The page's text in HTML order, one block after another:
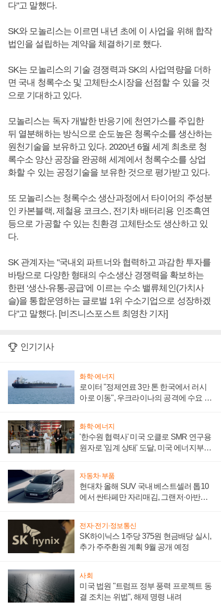
다"고 말했다.
SK와 모놀리스는 이르면 내년 초에 이 사업을 위해 합작
법인을 설립하는 계약을 체결하기로 했다.
SK는 모놀리스의 기술 경쟁력과 SK의 사업역량을 더하
면 국내 청록수소 및 고체탄소시장을 선점할 수 있을 것
으로 기대하고 있다.
모놀리스는 독자 개발한 반응기에 천연가스를 주입한
뒤 열분해하는 방식으로 순도높은 청록수소를 생산하는
원천기술을 보유하고 있다. 2020년 6월 세계 최초로 청
록수소 양산 공장을 완공해 세계에서 청록수소를 상업
화할 수 있는 공정기술을 보유한 것으로 평가받고 있다.
또 모놀리스는 청록수소 생산과정에서 타이어의 주성분
인 카본블랙, 제철용 코크스, 전기차 배터리용 인조흑연
등으로 가공할 수 있는 친환경 고체탄소도 생산하고 있
다.
SK 관계자는 "국내외 파트너와 협력하고 과감한 투자를
바탕으로 다양한 형태의 수소생산 경쟁력을 확보하는
한편 ‘생산-유통-공급’에 이르는 수소 밸류체인(가치사
슬)을 통합운영하는 글로벌 1위 수소기업으로 성장하겠
다"고 말했다. [비즈니스포스트 최영찬 기자]
인기기사
화학·에너지
로이터 "정제연료 3만 톤 한국에서 러시
아로 이동", 우크라이나의 공격에 수요 늘
화학·에너지
'한수원 협력사' 미국 오클로 SMR 연구용
원자로 '임계 상태' 도달, 미국 에너지부
자동차·부품
현대차 올해 SUV 국내 베스트셀러 톱10
에서 싼타페만 자리매김, 그랜저·아반떼
전자·전기·정보통신
SK하이닉스 1주당 375원 현금배당 실시,
추가 주주환원 계획 9월 공개 예정
사회
미국 법원 "트럼프 정부 풍력 프로젝트 동
결 조치는 위법", 해제 명령 내려